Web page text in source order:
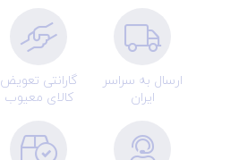
ارسال به سراسر
ایران
گارانتی تعویض
کالای معیوب